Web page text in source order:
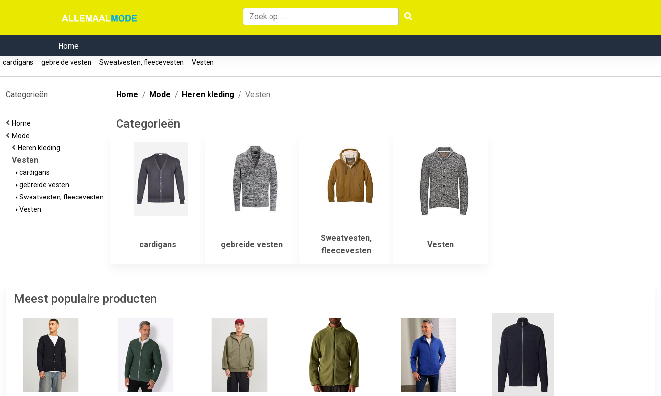
Home
cardigans gebreide vesten Sweatvesten, fleecevesten Vesten
Categorieën
Home
Mode
Heren kleding
Vesten
cardigans
gebreide vesten
Sweatvesten, fleecevesten
Vesten
Home Mode Heren kleding Vesten
Categorieën
cardigans gebreide vesten
Sweatvesten,
fleecevesten
Vesten
Meest populaire producten